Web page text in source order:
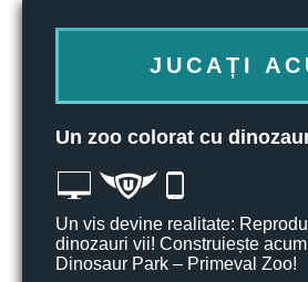
JUCAȚI
Un zoo colorat cu
Un vis devine realitate:
dinozauri vii! Construiește acum
Dinosaur Park – Primeval Zoo!